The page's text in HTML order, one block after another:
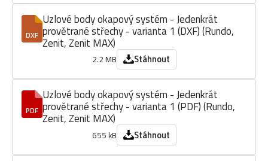
DXF
Uzlové body okapový systém - Jedenkrát
provětrané střechy - varianta 1 (DXF) (Rundo,
Zenit, Zenit MAX)
2.2 MB Stáhnout
PDF
Uzlové body okapový systém - Jedenkrát
provětrané střechy - varianta 1 (PDF) (Rundo,
Zenit, Zenit MAX)
655 kB Stáhnout